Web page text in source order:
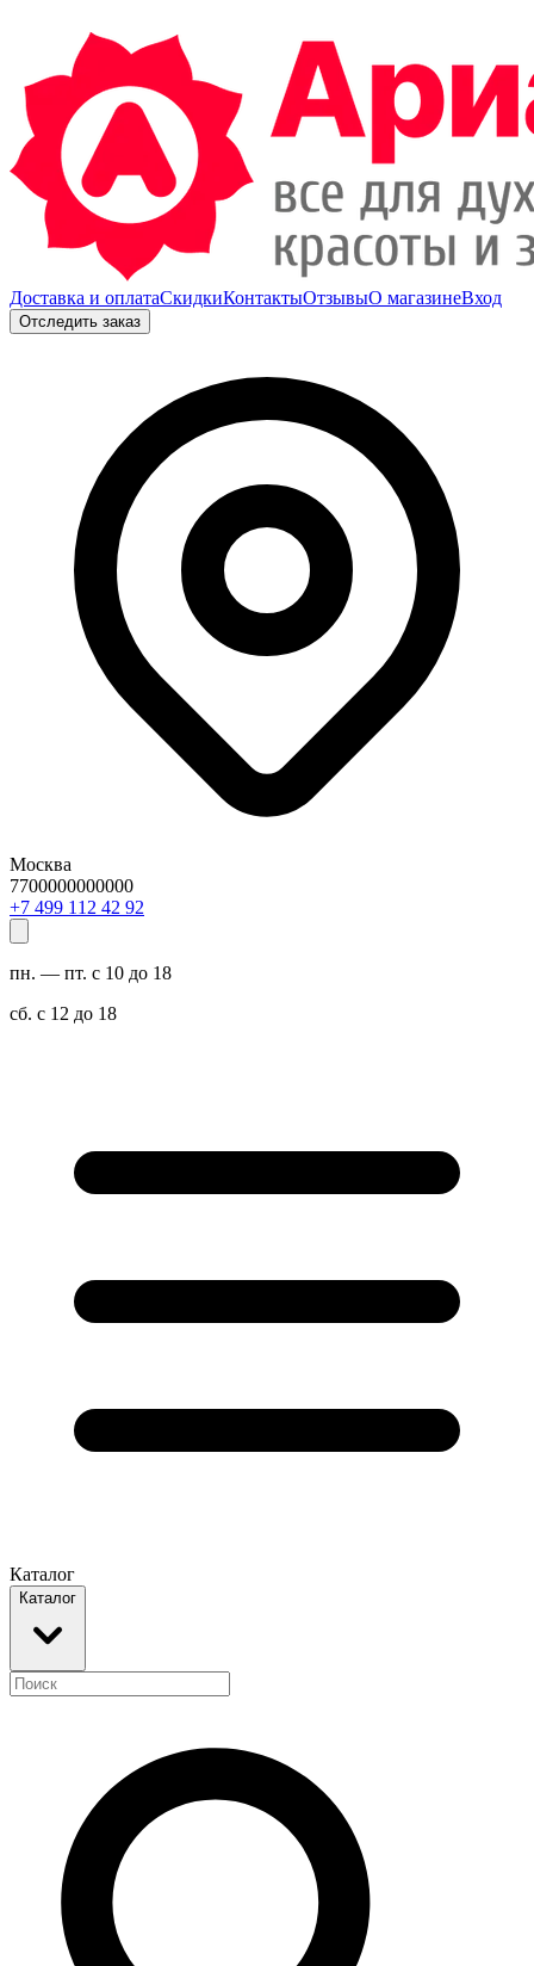
Доставка и оплатаСкидкиКонтактыОтзывыО магазинеВход
Отследить заказ
Москва
7700000000000
29 24 211 994 7+
пн. — пт. с 10 до 18
сб. с 12 до 18
Каталог
Каталог